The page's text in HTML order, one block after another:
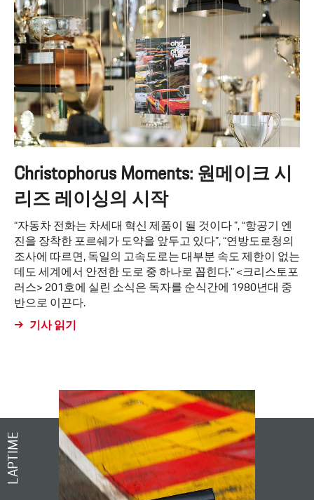
Christophorus Moments: 원메이크 시
리즈 레이싱의 시작
“자동차 전화는 차세대 혁신 제품이 될 것이다 ”, “항공기 엔
진을 장착한 포르쉐가 도약을 앞두고 있다”, “연방도로청의
조사에 따르면, 독일의 고속도로는 대부분 속도 제한이 없는
데도 세계에서 안전한 도로 중 하나로 꼽힌다.” <크리스토포
러스> 201호에 실린 소식은 독자를 순식간에 1980년대 중
반으로 이끈다.
기사 읽기
LAPTIME